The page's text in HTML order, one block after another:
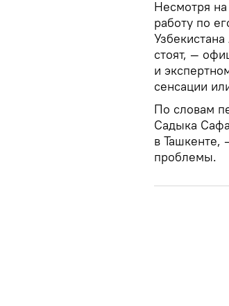
Несмотря
работу по
стоят, —
и
сенсации
По словам
Садыка
в Ташкенте,
проблемы.